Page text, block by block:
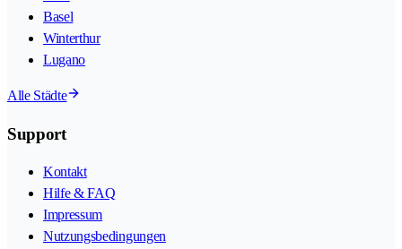
Basel
Winterthur
Lugano
Alle Städte
Support
Kontakt
Hilfe & FAQ
Impressum
Nutzungsbedingungen